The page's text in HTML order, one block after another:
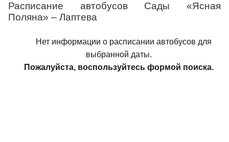
Расписание автобусов Сады «Ясная
Поляна» – Лаптева
Нет информации о расписании автобусов для
выбранной даты.
Пожалуйста, воспользуйтесь формой поиска.